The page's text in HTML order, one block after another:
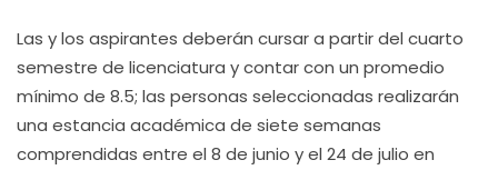
Las y los aspirantes deberán cursar a partir del cuarto
semestre de licenciatura y contar con un promedio
mínimo de 8.5; las personas seleccionadas realizarán
una estancia académica de siete semanas
comprendidas entre el 8 de junio y el 24 de julio en